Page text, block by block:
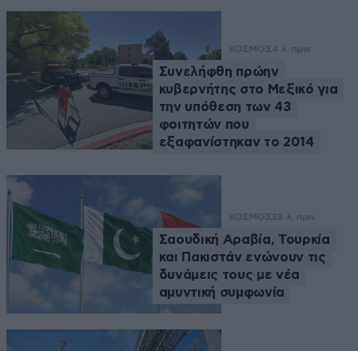
ΚΟΣΜΟΣ4 λ. πριν
Συνελήφθη πρώην
κυβερνήτης στο Μεξικό για
την υπόθεση των 43
φοιτητών που
εξαφανίστηκαν το 2014
ΚΟΣΜΟΣ33 λ. πριν
Σαουδική Αραβία, Τουρκία
και Πακιστάν ενώνουν τις
δυνάμεις τους με νέα
αμυντική συμφωνία